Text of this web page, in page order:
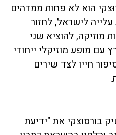
הוא לא פחות ממדהים
לישראל, לחזור
מוזיקה, להוציא שני
עם מופע מוזיקלי ייחודי
חייו לצד שירים
בורסוצקי את "ידיעת